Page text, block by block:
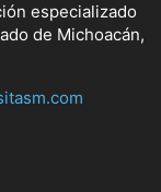
especializado
de Michoacán,